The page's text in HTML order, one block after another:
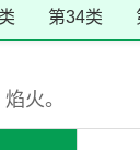
第34类
火。